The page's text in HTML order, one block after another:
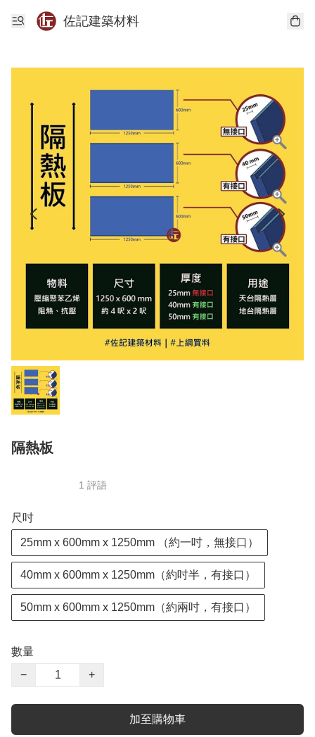
佐記建築材料
隔熱板
1 評語
尺吋
25mm x 600mm x 1250mm （約一吋，無接口）
40mm x 600mm x 1250mm（約吋半，有接口）
50mm x 600mm x 1250mm（約兩吋，有接口）
數量
−
+
加至購物車